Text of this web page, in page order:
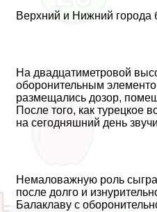
Верхний и Нижний
На двадцатиметровой
оборонительным
размещались дозор,
После того, как турецкое
на сегодняшний день
Немаловажную роль
после долго и
Балаклаву с